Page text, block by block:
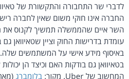
לדברי שר התחבורה והתקשורת של
החברה אינו חוקי משום שאין לחברה
השר איים שהממשלה תמשיך לקנוס את
באיסוף מידע אישי על המשתמשים שלה.
בטאיוואן גם בודקות האם וכיצד הן
המחשוב של Uber. מקור:
בלומברג